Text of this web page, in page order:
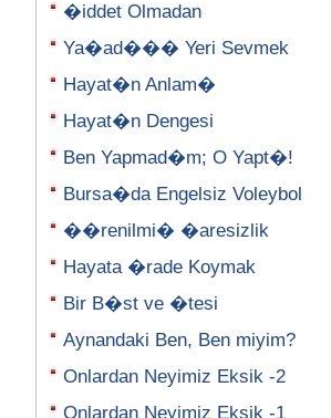
�iddet Olmadan
Ya�ad��� Yeri Sevmek
Hayat�n Anlam�
Hayat�n Dengesi
Ben Yapmad�m; O Yapt�!
Bursa�da Engelsiz Voleybol
��renilmi� �aresizlik
Hayata �rade Koymak
Bir B�st ve �tesi
Aynandaki Ben, Ben miyim?
Onlardan Neyimiz Eksik -2
Onlardan Neyimiz Eksik -1